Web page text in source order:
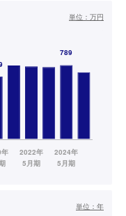
単位： 万円
単位： 年